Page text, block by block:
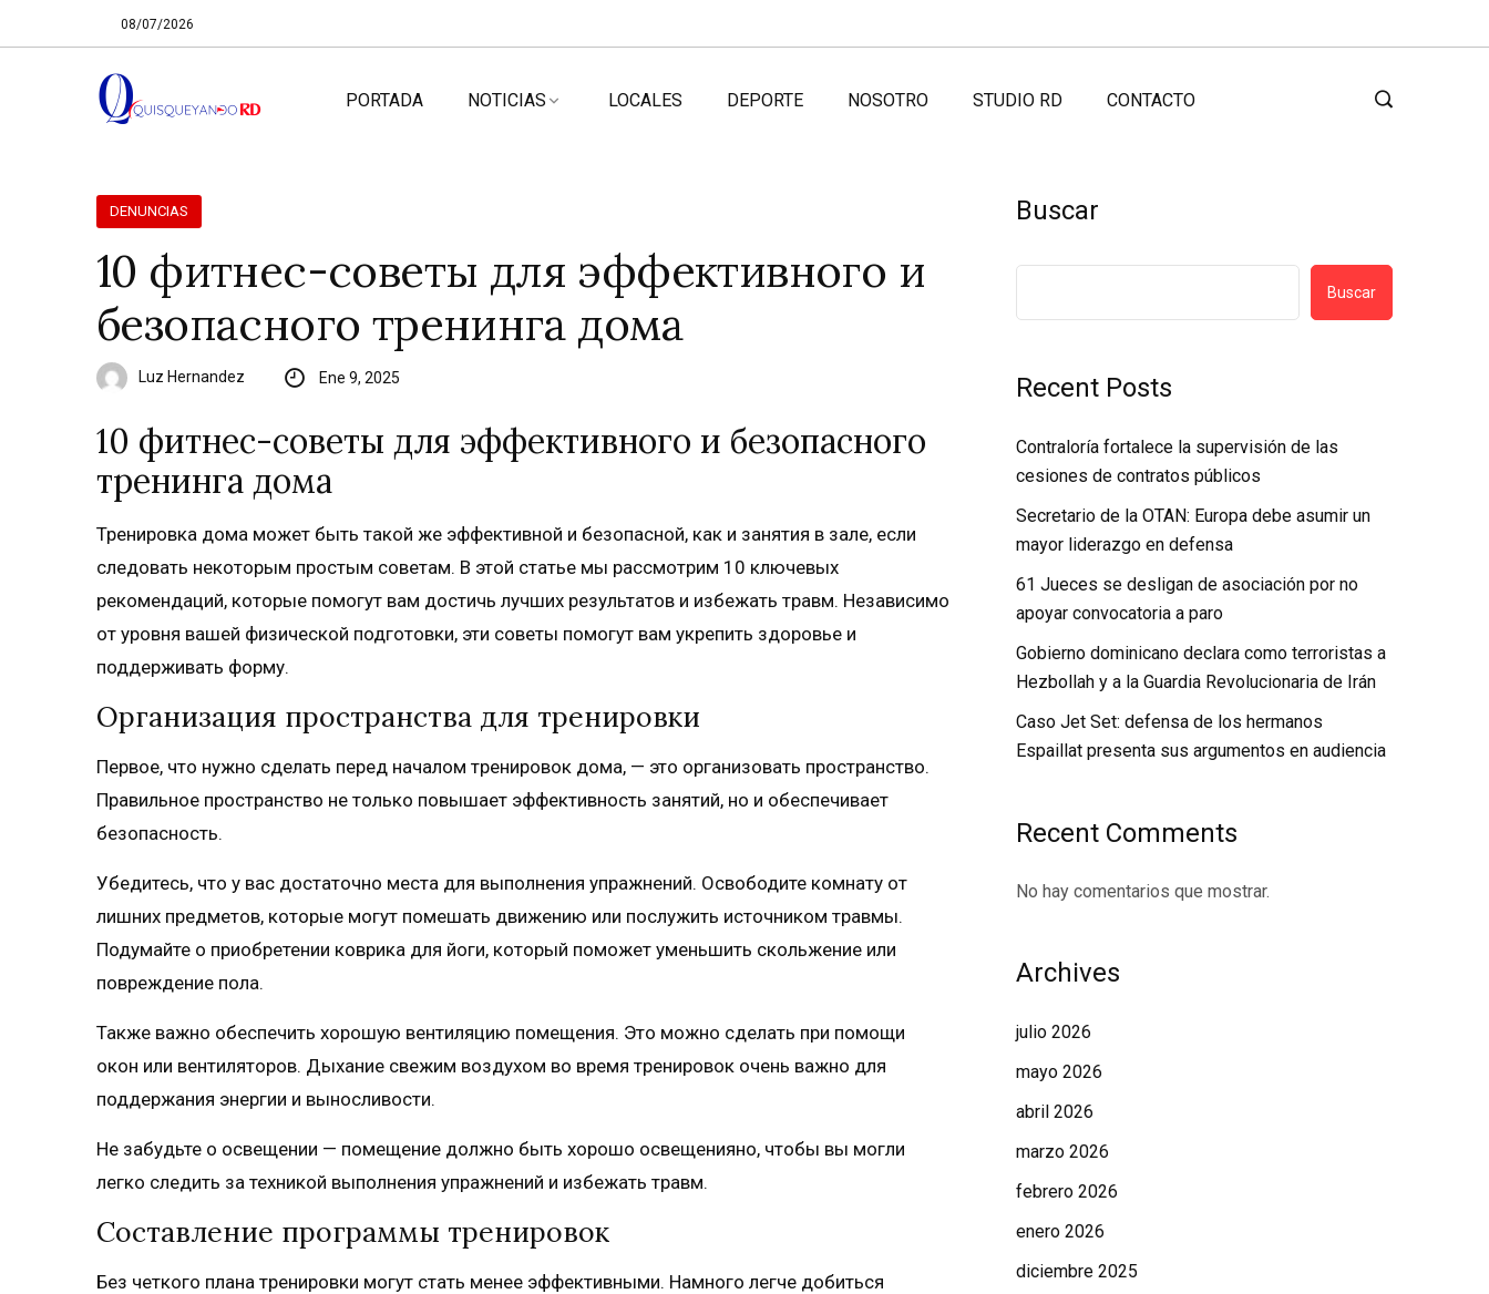
08/07/2026
PORTADA NOTICIAS LOCALES DEPORTE NOSOTRO STUDIO RD CONTACTO
DENUNCIAS
10 фитнес-советы для эффективного и
безопасного тренинга дома
Luz Hernandez Ene 9, 2025
10 фитнес-советы для эффективного и безопасного
тренинга дома
Тренировка дома может быть такой же эффективной и безопасной, как и занятия в зале, если
следовать некоторым простым советам. В этой статье мы рассмотрим 10 ключевых
рекомендаций, которые помогут вам достичь лучших результатов и избежать травм. Независимо
от уровня вашей физической подготовки, эти советы помогут вам укрепить здоровье и
поддерживать форму.
Организация пространства для тренировки
Первое, что нужно сделать перед началом тренировок дома, — это организовать пространство.
Правильное пространство не только повышает эффективность занятий, но и обеспечивает
безопасность.
Убедитесь, что у вас достаточно места для выполнения упражнений. Освободите комнату от
лишних предметов, которые могут помешать движению или послужить источником травмы.
Подумайте о приобретении коврика для йоги, который поможет уменьшить скольжение или
повреждение пола.
Также важно обеспечить хорошую вентиляцию помещения. Это можно сделать при помощи
окон или вентиляторов. Дыхание свежим воздухом во время тренировок очень важно для
поддержания энергии и выносливости.
Не забудьте о освещении — помещение должно быть хорошо освещенияно, чтобы вы могли
легко следить за техникой выполнения упражнений и избежать травм.
Составление программы тренировок
Без четкого плана тренировки могут стать менее эффективными. Намного легче добиться
Buscar
Buscar
Recent Posts
Contraloría fortalece la supervisión de las
cesiones de contratos públicos
Secretario de la OTAN: Europa debe asumir un
mayor liderazgo en defensa
61 Jueces se desligan de asociación por no
apoyar convocatoria a paro
Gobierno dominicano declara como terroristas a
Hezbollah y a la Guardia Revolucionaria de Irán
Caso Jet Set: defensa de los hermanos
Espaillat presenta sus argumentos en audiencia
Recent Comments
No hay comentarios que mostrar.
Archives
julio 2026
mayo 2026
abril 2026
marzo 2026
febrero 2026
enero 2026
diciembre 2025